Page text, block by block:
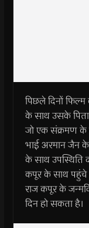
पिछले दिनों
के साथ उसके
जो एक संक्रमण के
भाई अरमान जैन के
के साथ उपस्थिति
कपूर के साथ पहुंचे
राज कपूर के
दिन हो सकता है।